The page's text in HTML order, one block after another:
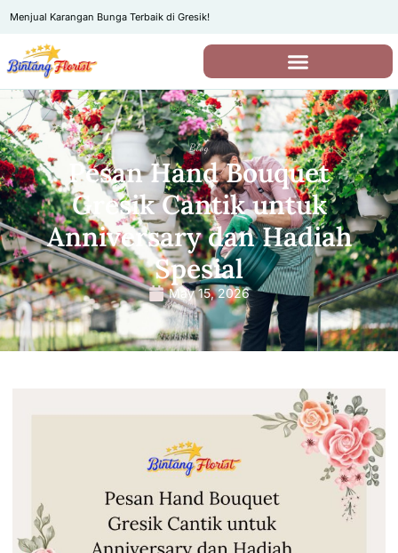
Menjual Karangan Bunga Terbaik di Gresik!
Blog
Pesan Hand Bouquet
Gresik Cantik untuk
Anniversary dan Hadiah
Spesial
May 15, 2026